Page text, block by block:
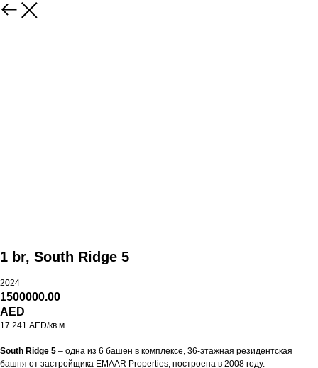
1 br, South Ridge 5
2024
1500000.00
AED
17.241 AED/кв м
South Ridge 5 – одна из 6 башен в комплексе, 36-этажная резидентская
башня от застройщика EMAAR Properties, построена в 2008 году.